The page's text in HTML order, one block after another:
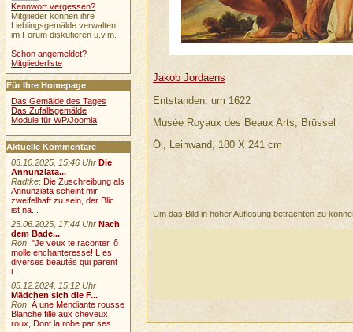
Jakob Jordaens
Entstanden: um 1622
Musée Royaux des Beaux Arts, Brüssel
Öl, Leinwand, 180 X 241 cm
Um das Bild in hoher Auflösung betrachten zu
Kennwort vergessen?
Mitglieder können ihre
Lieblingsgemälde verwalten,
im Forum diskutieren u.v.m.
Schon angemeldet?
Mitgliederliste
Für Ihre Homepage
Das Gemälde des Tages
Das Zufallsgemälde
Module für WP/Joomla
Aktuelle Kommentare
03.10.2025, 15:46 Uhr Die
Annunziata...
Radtke: Die Zuschreibung als
Annunziata scheint mir
zweifelhaft zu sein, der Blic
ist na...
25.06.2025, 17:44 Uhr Nach
dem Bade...
Ron:"Je veux te raconter, ô
molle enchanteresse! L es
diverses beautés qui parent
t...
05.12.2024, 15:12 Uhr
Mädchen sich die F...
Ron:À une Mendiante rousse
Blanche fille aux cheveux
roux, Dont la robe par ses...